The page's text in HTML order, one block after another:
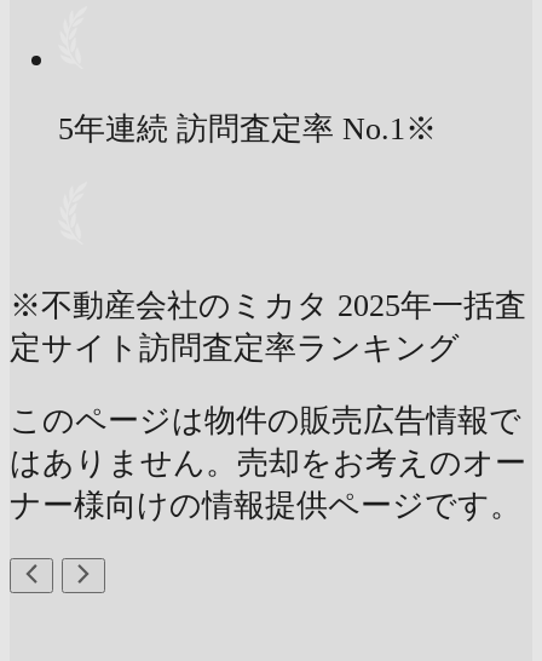
5年連続 訪問査定率 No.1※
※不動産会社のミカタ 2025年一括査
定サイト訪問査定率ランキング
このページは物件の販売広告情報で
はありません。売却をお考えのオー
ナー様向けの情報提供ページです。